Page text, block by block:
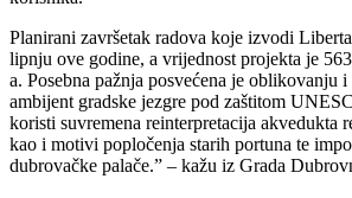
Planirani završetak radova koje izvodi
lipnju ove godine, a vrijednost projekta je
a. Posebna pažnja posvećena je oblikovanju
ambijent gradske jezgre pod zaštitom
koristi suvremena reinterpretacija akvedukta
kao i motivi popločenja starih portuna te
dubrovačke palače.” – kažu iz Grada